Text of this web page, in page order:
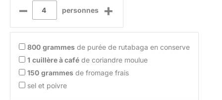
– personnes +
800 grammes de purée de rutabaga en conserve
1 cuillère à café de coriandre moulue
150 grammes de fromage frais
sel et poivre